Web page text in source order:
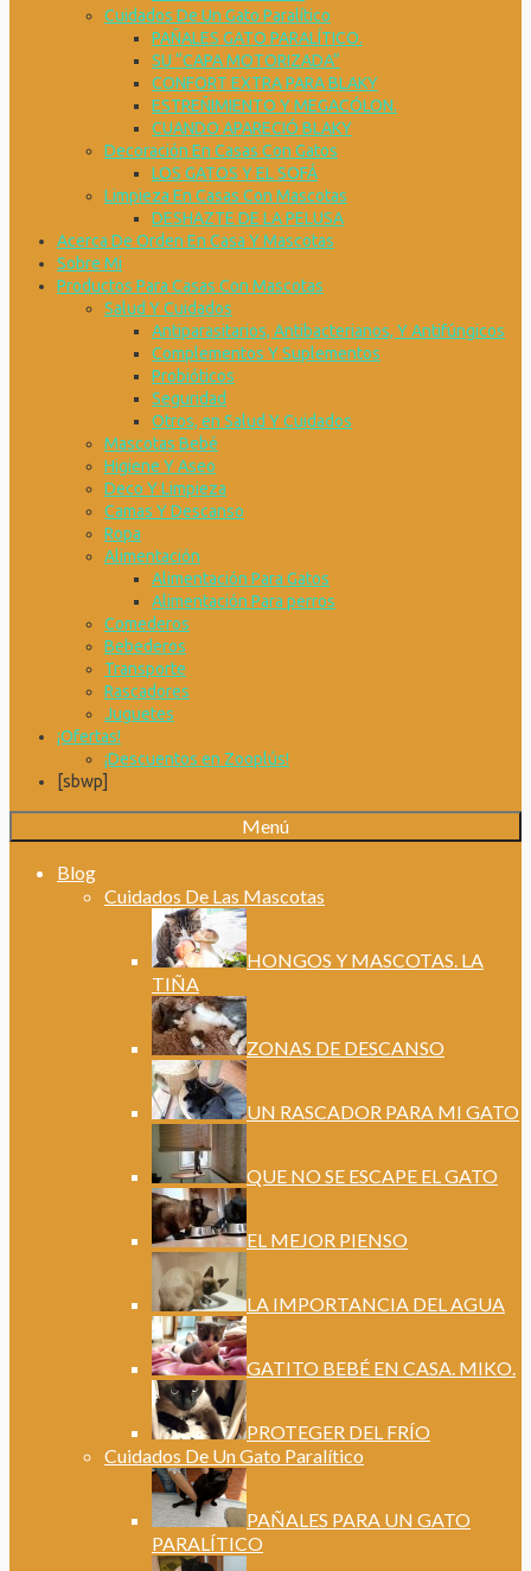
Cuidados De Un Gato Paralítico
PAÑALES GATO PARALÍTICO.
SU “CAPA MOTORIZADA”
CONFORT EXTRA PARA BLAKY
ESTREÑIMIENTO Y MEGACÓLON.
CUANDO APARECIÓ BLAKY
Decoración En Casas Con Gatos
LOS GATOS Y EL SOFÁ
Limpieza En Casas Con Mascotas
DESHAZTE DE LA PELUSA
Acerca De Orden En Casa Y Mascotas
Sobre Mi
Productos Para Casas Con Mascotas
Salud Y Cuidados
Antiparasitarios, Antibacterianos, Y Antifúngicos
Complementos Y Suplementos
Probióticos
Seguridad
Otros, en Salud Y Cuidados
Mascotas Bebé
Higiene Y Aseo
Deco Y Limpieza
Camas Y Descanso
Ropa
Alimentación
Alimentación Para Gatos
Alimentación Para perros
Comederos
Bebederos
Transporte
Rascadores
Juguetes
¡Ofertas!
¡Descuentos en Zooplús!
[sbwp]
Menú
Blog
Cuidados De Las Mascotas
HONGOS Y MASCOTAS. LA
TIÑA
ZONAS DE DESCANSO
UN RASCADOR PARA MI GATO
QUE NO SE ESCAPE EL GATO
EL MEJOR PIENSO
LA IMPORTANCIA DEL AGUA
GATITO BEBÉ EN CASA. MIKO.
PROTEGER DEL FRÍO
Cuidados De Un Gato Paralítico
PAÑALES PARA UN GATO
PARALÍTICO